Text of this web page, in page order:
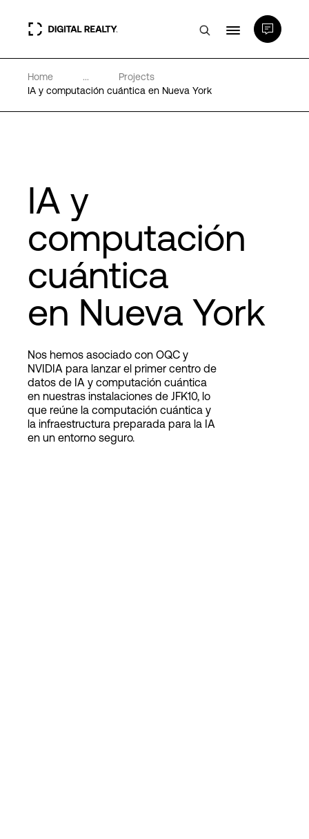
Centros de Datos
Experiencia y recursos
Acerca de
Language
Login
Home ...
Projects
IA y computación cuántica en Nueva York
IA y
computación
cuántica
en Nueva York
Nos hemos asociado con OQC y
NVIDIA para lanzar el primer centro de
datos de IA y computación cuántica
en nuestras instalaciones de JFK10, lo
que reúne la computación cuántica y
la infraestructura preparada para la IA
en un entorno seguro.